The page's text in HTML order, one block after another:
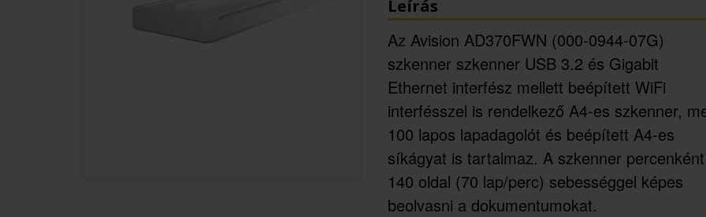
Leírás
Az Avision AD370FWN (000-0944-07G)
szkenner szkenner USB 3.2 és Gigabit
Ethernet interfész mellett beépített WiFi
interfésszel is rendelkező A4-es szkenner,
100 lapos lapadagolót és beépített A4-es
síkágyat is tartalmaz. A szkenner percenként
140 oldal (70 lap/perc) sebességgel képes
beolvasni a dokumentumokat.